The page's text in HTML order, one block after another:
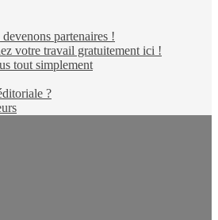
partenaires !
votre travail gratuitement ici !
tout simplement
?